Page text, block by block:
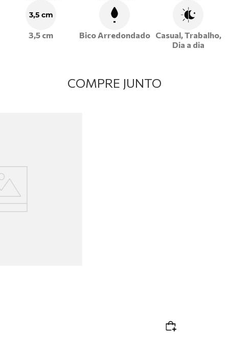
3,5 cm
3,5 cm Bico Arredondado
Casual, Trabalho,
Dia a dia
COMPRE JUNTO